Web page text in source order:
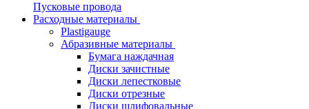
Пусковые провода
Расходные материалы
Plastigauge
Абразивные материалы
Бумага наждачная
Диски зачистные
Диски лепестковые
Диски отрезные
Диски шлифовальные